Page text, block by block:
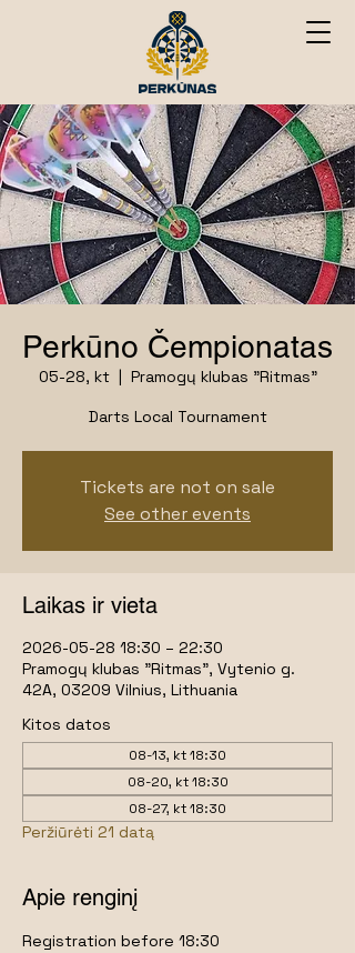
Perkūno Čempionatas
05-28, kt
  |
Pramogų klubas "Ritmas"
Darts Local Tournament
Tickets are not on sale
See other events
Laikas ir vieta
2026-05-28 18:30 – 22:30
Pramogų klubas "Ritmas", Vytenio g.
42A, 03209 Vilnius, Lithuania
Kitos datos
08-13, kt 18:30
08-20, kt 18:30
08-27, kt 18:30
Peržiūrėti 21 datą
Apie renginį
Registration before 18:30